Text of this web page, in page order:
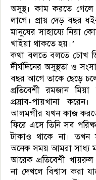
অসুস্থ। কাম করতে
লাগে। প্রায় দেড় বছর
মানুষের সাহায্যে নিয়া
খাইয়া থাকতে হয়।’
কথা বলতে বলতে চোখ
দীর্ঘদিনের অসুস্থতা ও
বছর আগে তাকে ছেড়ে
প্রতিবেশী রমজান
প্রস্রাব-পায়খানা
আলমগীর যখন কাজ করতে
ফিরে এসে তিনি সব
টাকাও থাকে না। তখন
অনেক সময় আমরা সাধ্য
আরেক প্রতিবেশী
না দেখলে বিশ্বাস করা